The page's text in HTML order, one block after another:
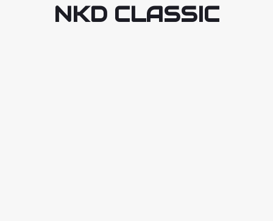
NKD CLASSIC